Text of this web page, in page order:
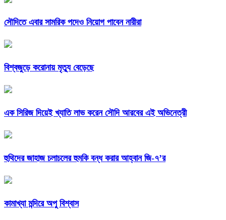
সৌদিতে এবার সামরিক পদেও নিয়োগ পাবেন নারীরা
বিশ্বজুড়ে করোনায় মৃত্যু বেড়েছে
এক সিরিজ দিয়েই খ্যাতি লাভ করেন সৌদি আরবের এই অভিনেত্রী
হুথিদের জাহাজ চলাচলের হুমকি বন্ধ করার আহ্বান জি-৭’র
কামাখ্যা মন্দিরে অপু বিশ্বাস